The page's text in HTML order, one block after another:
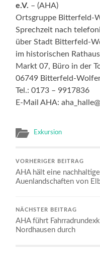
e.V. – (AHA)
Ortsgruppe Bitterfeld-
Sprechzeit nach
über Stadt Bitterfeld-
im historischen Rathaus
Markt 07, Büro in der
06749 Bitterfeld-
Tel.: 0173 – 9917836
E-Mail AHA:
Exkursion
VORHERIGER BEITRAG
AHA hält eine
Auenlandschaften von
NÄCHSTER BEITRAG
AHA führt
Nordhausen durch